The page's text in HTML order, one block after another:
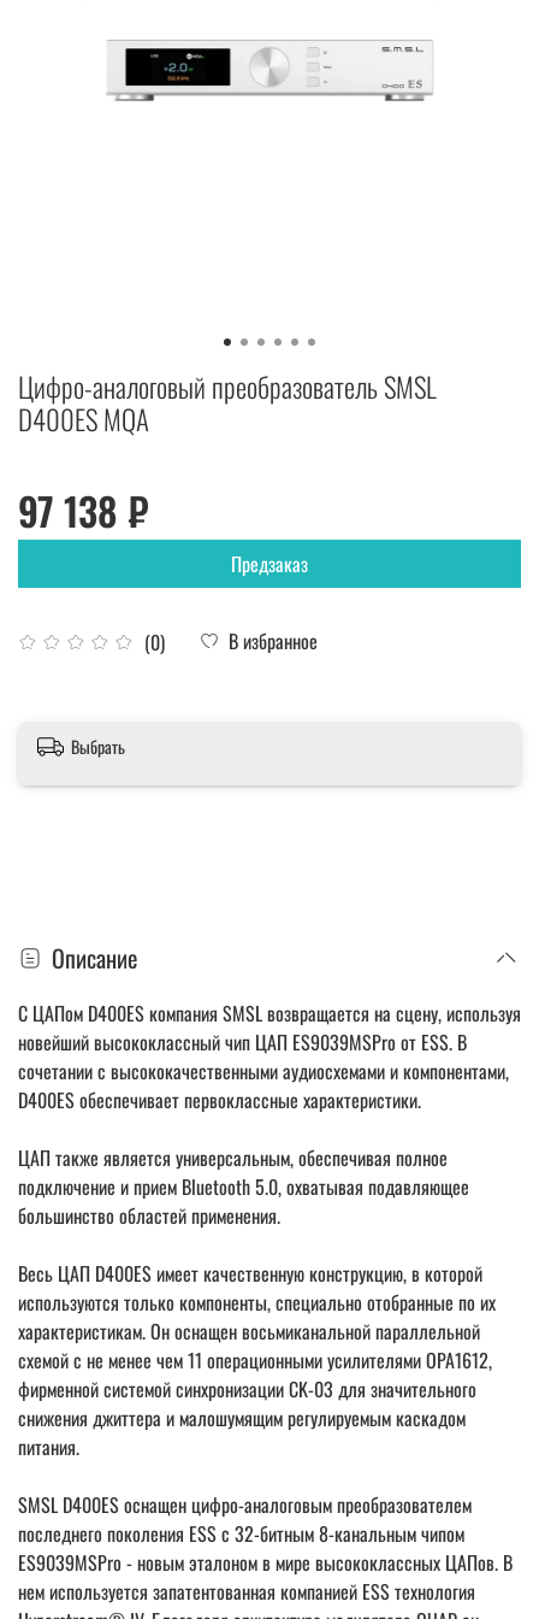
Цифро-аналоговый преобразователь SMSL
D400ES MQA
(0) В избранное
97 138 ₽
Предзаказ
Выбрать
Описание
С ЦАПом D400ES компания SMSL возвращается на сцену, используя
новейший высококлассный чип ЦАП ES9039MSPro от ESS. В
сочетании с высококачественными аудиосхемами и компонентами,
D400ES обеспечивает первоклассные характеристики.
ЦАП также является универсальным, обеспечивая полное
подключение и прием Bluetooth 5.0, охватывая подавляющее
большинство областей применения.
Весь ЦАП D400ES имеет качественную конструкцию, в которой
используются только компоненты, специально отобранные по их
характеристикам. Он оснащен восьмиканальной параллельной
схемой с не менее чем 11 операционными усилителями OPA1612,
фирменной системой синхронизации CK-03 для значительного
снижения джиттера и малошумящим регулируемым каскадом
питания.
SMSL D400ES оснащен цифро-аналоговым преобразователем
последнего поколения ESS с 32-битным 8-канальным чипом
ES9039MSPro - новым эталоном в мире высококлассных ЦАПов. В
нем используется запатентованная компанией ESS технология